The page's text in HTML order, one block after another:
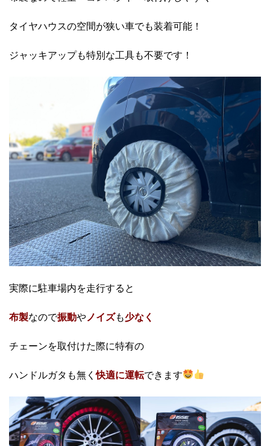
タイヤハウスの空間が狭い車でも装着可能！
ジャッキアップも特別な工具も不要です！
実際に駐車場内を走行すると
布製なので振動や ノイズも少なく
チェーンを取付けた際に特有の
ハンドルガタも無く快適に運転できます